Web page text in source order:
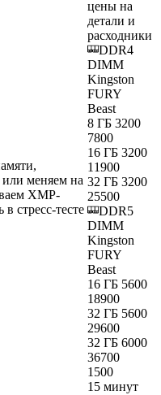
или меняем на
XMP-
стресс-тесте
цены на
детали и
расходники
DDR4
DIMM
Kingston
FURY
Beast
8 ГБ 3200
7800
16 ГБ 3200
11900
32 ГБ 3200
25500
DDR5
DIMM
Kingston
FURY
Beast
16 ГБ 5600
18900
32 ГБ 5600
29600
32 ГБ 6000
36700
1500
15 минут